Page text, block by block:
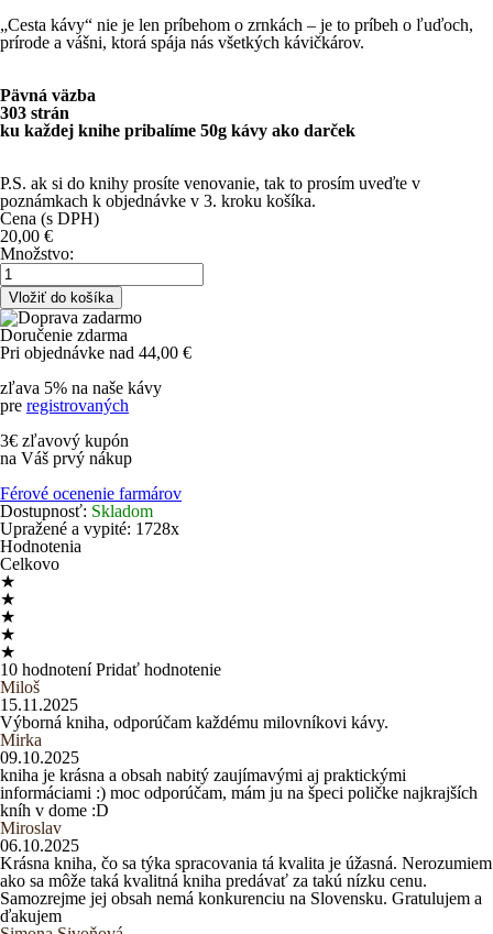
„Cesta kávy“ nie je len príbehom o zrnkách – je to príbeh o ľuďoch,
prírode a vášni, ktorá spája nás všetkých kávičkárov.
Pävná väzba
303 strán
ku každej knihe pribalíme 50g kávy ako darček
P.S. ak si do knihy prosíte venovanie, tak to prosím uveďte v
poznámkach k objednávke v 3. kroku košíka.
Cena (s DPH)
20,00 €
Množstvo:
Doručenie zdarma
Pri objednávke nad 44,00 €
zľava 5% na naše kávy
pre registrovaných
3€ zľavový kupón
na Váš prvý nákup
Férové ocenenie farmárov
Dostupnosť: Skladom
Upražené a vypité: 1728x
Hodnotenia
Celkovo
★
★
★
★
★
10 hodnotení Pridať hodnotenie
Miloš
15.11.2025
Výborná kniha, odporúčam každému milovníkovi kávy.
Mirka
09.10.2025
kniha je krásna a obsah nabitý zaujímavými aj praktickými
informáciami :) moc odporúčam, mám ju na špeci poličke najkrajších
kníh v dome :D
Miroslav
06.10.2025
Krásna kniha, čo sa týka spracovania tá kvalita je úžasná. Nerozumiem
ako sa môže taká kvalitná kniha predávať za takú nízku cenu.
Samozrejme jej obsah nemá konkurenciu na Slovensku. Gratulujem a
ďakujem